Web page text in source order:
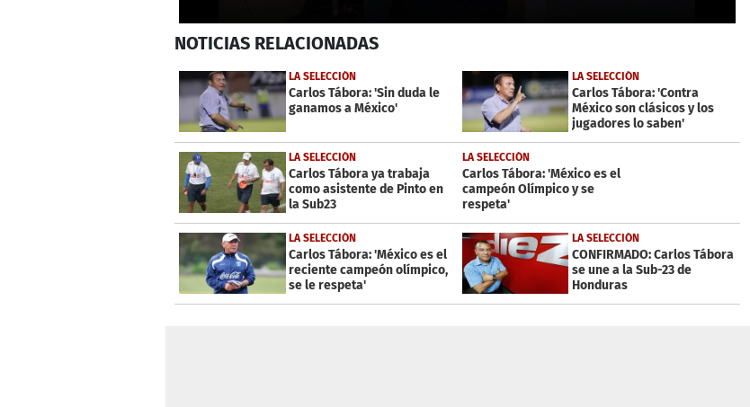
seconds
32
seconds
Volume
0%
NOTICIAS RELACIONADAS
LA SELECCIÓN
Carlos Tábora: 'Sin duda le
ganamos a México'
LA SELECCIÓN
Carlos Tábora: 'Contra
México son clásicos y los
jugadores lo saben'
LA SELECCIÓN
Carlos Tábora ya trabaja
como asistente de Pinto en
la Sub23
LA SELECCIÓN
Carlos Tábora: 'México es el
campeón Olímpico y se
respeta'
LA SELECCIÓN
Carlos Tábora: 'México es el
reciente campeón olímpico,
se le respeta'
LA SELECCIÓN
CONFIRMADO: Carlos Tábora
se une a la Sub-23 de
Honduras